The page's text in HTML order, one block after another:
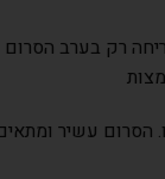
רק בערב
עשיר